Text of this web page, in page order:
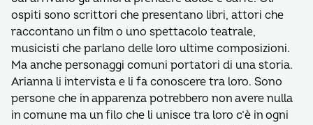
ospiti sono scrittori che presentano libri, attori che
raccontano un film o uno spettacolo teatrale,
musicisti che parlano delle loro ultime composizioni.
Ma anche personaggi comuni portatori di una storia.
Arianna li intervista e li fa conoscere tra loro. Sono
persone che in apparenza potrebbero non avere nulla
in comune ma un filo che li unisce tra loro c’è in ogni